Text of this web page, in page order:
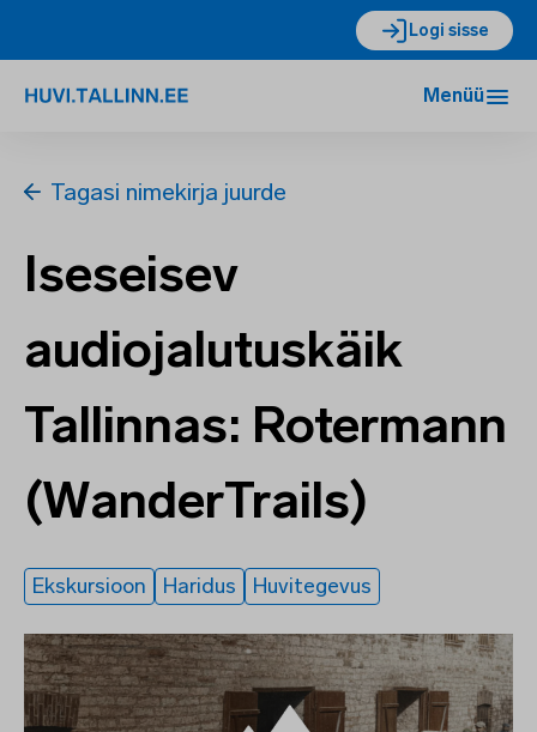
Logi sisse
Menüü
Tagasi nimekirja juurde
Iseseisev
audiojalutuskäik
Tallinnas: Rotermann
(WanderTrails)
Ekskursioon Haridus Huvitegevus